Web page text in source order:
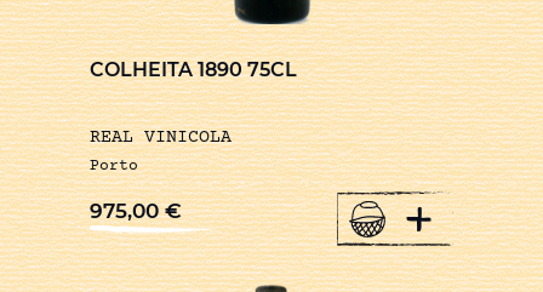
COLHEITA 1890 75CL
REAL VINICOLA
Porto
975,00€ +